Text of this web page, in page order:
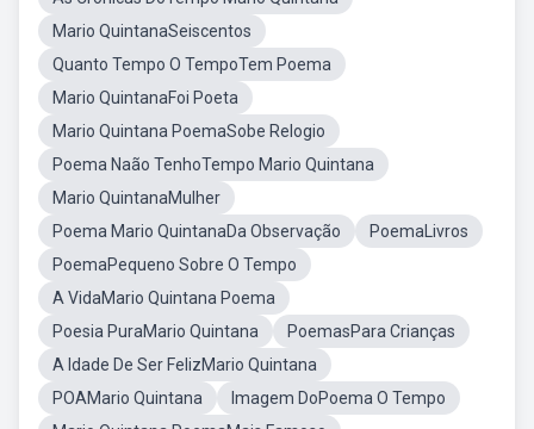
Mario QuintanaSeiscentos
Quanto Tempo O TempoTem Poema
Mario QuintanaFoi Poeta
Mario Quintana PoemaSobe Relogio
Poema Naão TenhoTempo Mario Quintana
Mario QuintanaMulher
Poema Mario QuintanaDa Observação
PoemaLivros
PoemaPequeno Sobre O Tempo
A VidaMario Quintana Poema
Poesia PuraMario Quintana
PoemasPara Crianças
A Idade De Ser FelizMario Quintana
POAMario Quintana
Imagem DoPoema O Tempo